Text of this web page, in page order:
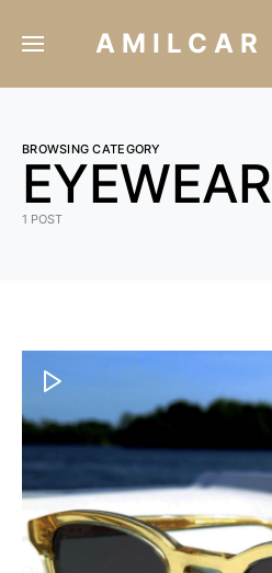
AMILCAR
BROWSING CATEGORY
EYEWEAR
1 POST